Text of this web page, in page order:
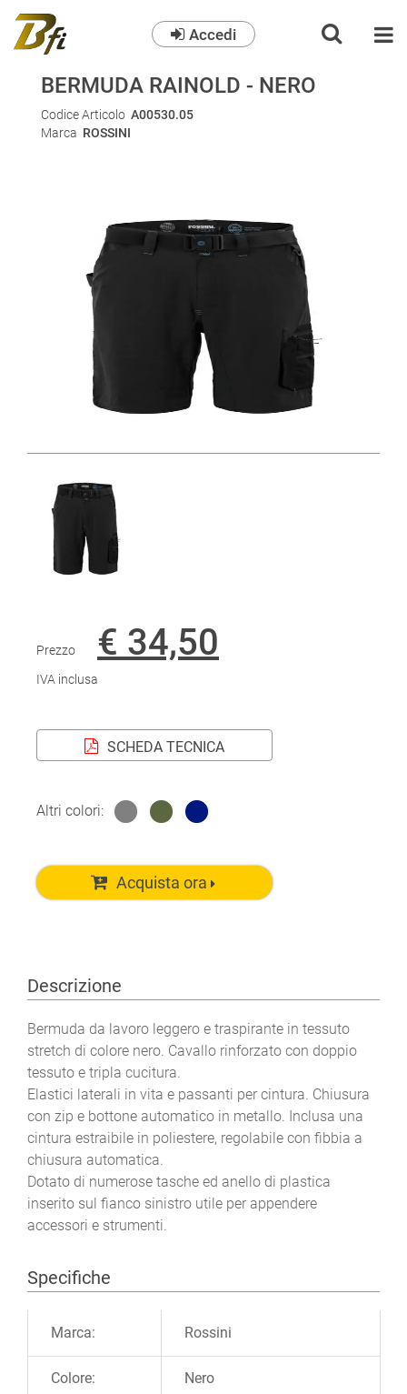
Accedi
BERMUDA RAINOLD - NERO
Codice Articolo A00530.05
Marca ROSSINI
Prezzo € 34,50
IVA inclusa
SCHEDA TECNICA
Altri colori:
Acquista ora
Descrizione
Bermuda da lavoro leggero e traspirante in tessuto
stretch di colore nero. Cavallo rinforzato con doppio
tessuto e tripla cucitura.
Elastici laterali in vita e passanti per cintura. Chiusura
con zip e bottone automatico in metallo. Inclusa una
cintura estraibile in poliestere, regolabile con fibbia a
chiusura automatica.
Dotato di numerose tasche ed anello di plastica
inserito sul fianco sinistro utile per appendere
accessori e strumenti.
Specifiche
Marca: Rossini
Colore: Nero